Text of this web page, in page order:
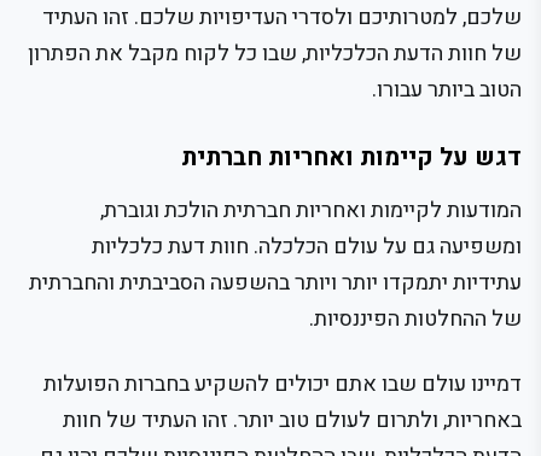
שלכם, למטרותיכם ולסדרי העדיפויות שלכם. זהו העתיד
של חוות הדעת הכלכליות, שבו כל לקוח מקבל את הפתרון
הטוב ביותר עבורו.
דגש על קיימות ואחריות חברתית
המודעות לקיימות ואחריות חברתית הולכת וגוברת,
ומשפיעה גם על עולם הכלכלה. חוות דעת כלכליות
עתידיות יתמקדו יותר ויותר בהשפעה הסביבתית והחברתית
של ההחלטות הפיננסיות.
דמיינו עולם שבו אתם יכולים להשקיע בחברות הפועלות
באחריות, ולתרום לעולם טוב יותר. זהו העתיד של חוות